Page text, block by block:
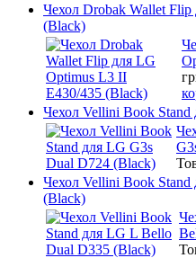
Чехол Drobak Wallet
(Black)
Чехол Vellini Book
Чехол Vellini Book
(Black)